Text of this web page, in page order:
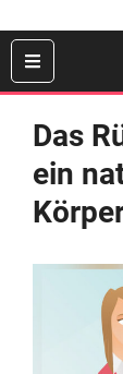
Das
ein